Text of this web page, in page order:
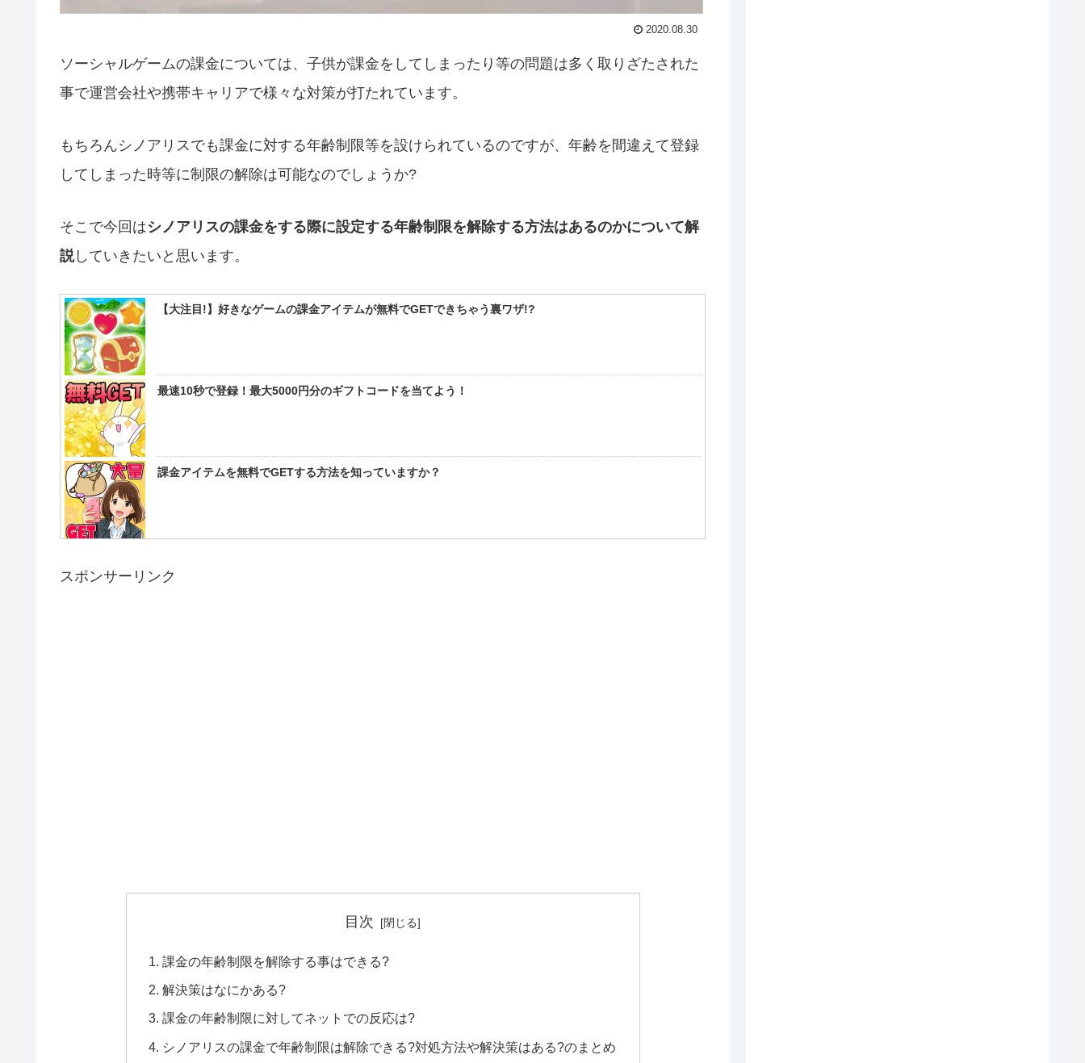
2020.08.30
ソーシャルゲームの課金については、子供が課金をしてしまったり等の問題は多く取りざたされた
事で運営会社や携帯キャリアで様々な対策が打たれています。
もちろんシノアリスでも課金に対する年齢制限等を設けられているのですが、年齢を間違えて登録
してしまった時等に制限の解除は可能なのでしょうか?
そこで今回はシノアリスの課金をする際に設定する年齢制限を解除する方法はあるのかについて解
説していきたいと思います。
【大注目!】好きなゲームの課金アイテムが無料でGETできちゃう裏ワザ!?
最速10秒で登録！最大5000円分のギフトコードを当てよう！
課金アイテムを無料でGETする方法を知っていますか？
スポンサーリンク
目次
課金の年齢制限を解除する事はできる?
解決策はなにかある?
課金の年齢制限に対してネットでの反応は?
シノアリスの課金で年齢制限は解除できる?対処方法や解決策はある?のまとめ